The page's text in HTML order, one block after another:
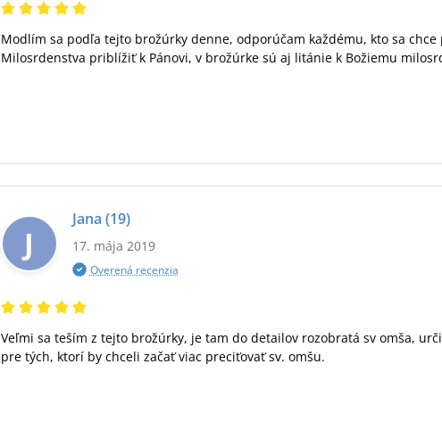
Modlím sa podľa tejto brožúrky denne, odporúčam každému, kto sa chce
Milosrdenstva priblížiť k Pánovi, v brožúrke sú aj litánie k Božiemu
J
Jana (19)
17. mája 2019
Overená recenzia
Veľmi sa teším z tejto brožúrky, je tam do detailov rozobratá sv omša,
pre tých, ktorí by chceli začať viac preciťovať sv. omšu.